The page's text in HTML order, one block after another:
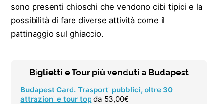
sono presenti chioschi che vendono cibi tipici e la
possibilità di fare diverse attività come il
pattinaggio sul ghiaccio.
Biglietti e Tour più venduti a Budapest
Budapest Card: Trasporti pubblici, oltre 30
attrazioni e tour top da 53,00€